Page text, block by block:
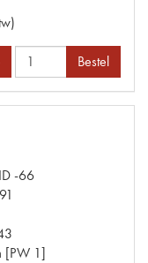
Bestel
-66
[PW 1]